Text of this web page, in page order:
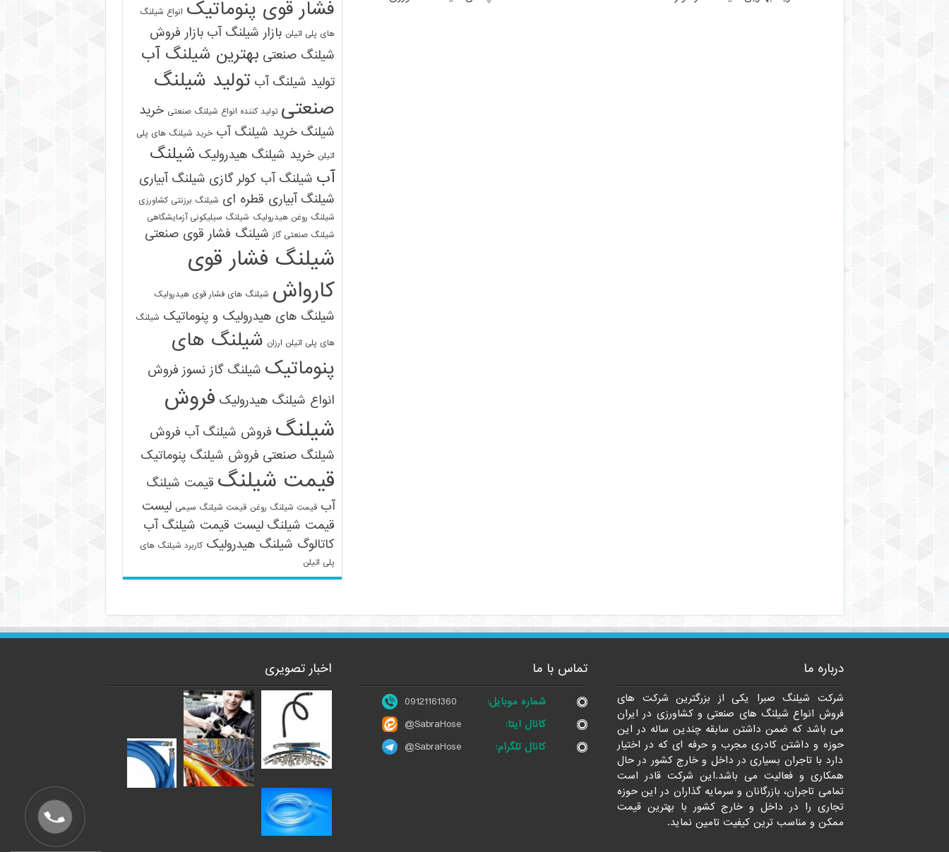
فشار قوی پنوماتیک انواع شیلنگ
های پلی اتیلن بازار شیلنگ آب بازار فروش
شیلنگ صنعتی بهترین شیلنگ آب
تولید شیلنگ آب تولید شیلنگ
صنعتی تولید کننده انواع شیلنگ صنعتی خرید
شیلنگ خرید شیلنگ آب خرید شیلنگ های پلی
اتیلن خرید شیلنگ هیدرولیک شیلنگ
آب شیلنگ آب کولر گازی شیلنگ آبیاری
شیلنگ آبیاری قطره ای شیلنگ برزنتی کشاورزی
شیلنگ روغن هیدرولیک شیلنگ سیلیکونی آزمایشگاهی
شیلنگ صنعتی گاز شیلنگ فشار قوی صنعتی
شیلنگ فشار قوی
کارواش شیلنگ های فشار قوی هیدرولیک
شیلنگ های هیدرولیک و پنوماتیک شیلنگ
های پلی اتیلن ارزان شیلنگ های
پنوماتیک شیلنگ گاز نسوز فروش
انواع شیلنگ هیدرولیک فروش
شیلنگ فروش شیلنگ آب فروش
شیلنگ صنعتی فروش شیلنگ پنوماتیک
قیمت شیلنگ قیمت شیلنگ
آب قیمت شیلنگ روغن قیمت شیلنگ سیمی لیست
قیمت شیلنگ لیست قیمت شیلنگ آب
کاتالوگ شیلنگ هیدرولیک کاربرد شیلنگ های
پلی اتیلن
درباره ما
شرکت شیلنگ صبرا یکی از بزرگترین شرکت های
فروش انواع شیلنگ های صنعتی و کشاورزی در ایران
می باشد که ضمن داشتن سابقه چندین ساله در این
حوزه و داشتن کادری مجرب و حرفه ای که در اختیار
دارد با تاجران بسیاری در داخل و خارج کشور در حال
همکاری و فعالیت می باشد.این شرکت قادر است
تمامی تاجران، بازرگانان و سرمایه گذاران در این حوزه
تجاری را در داخل و خارج کشور با بهترین قیمت
ممکن و مناسب ترین کیفیت تامین نماید.
تماس با ما
شماره موبایل:
09121161360
کانال ایتا:
@SabraHose
کانال تلگرام:
@SabraHose
اخبار تصویری